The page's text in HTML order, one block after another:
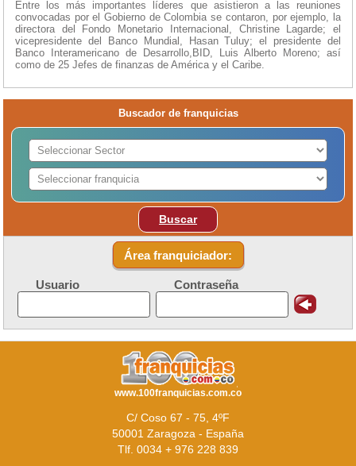
Entre los más importantes líderes que asistieron a las reuniones
convocadas por el Gobierno de Colombia se contaron, por ejemplo, la
directora del Fondo Monetario Internacional, Christine Lagarde; el
vicepresidente del Banco Mundial, Hasan Tuluy; el presidente del
Banco Interamericano de Desarrollo,BID, Luis Alberto Moreno; así
como de 25 Jefes de finanzas de América y el Caribe.
Buscador de franquicias
Buscar
Área franquiciador:
Usuario Contraseña
www.100franquicias.com.co
C/ Coso 67 - 75, 4ºF
50001 Zaragoza - España
Tlf. 0034 + 976 228 839